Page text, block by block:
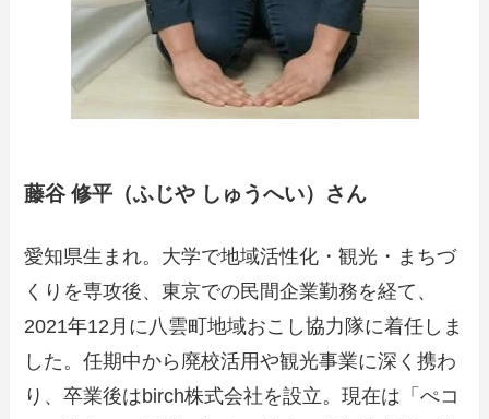
藤谷 修平（ふじや しゅうへい）さん
愛知県生まれ。大学で地域活性化・観光・まちづ
くりを専攻後、東京での民間企業勤務を経て、
2021年12月に八雲町地域おこし協力隊に着任しま
した。任期中から廃校活用や観光事業に深く携わ
り、卒業後はbirch株式会社を設立。現在は「ぺコ